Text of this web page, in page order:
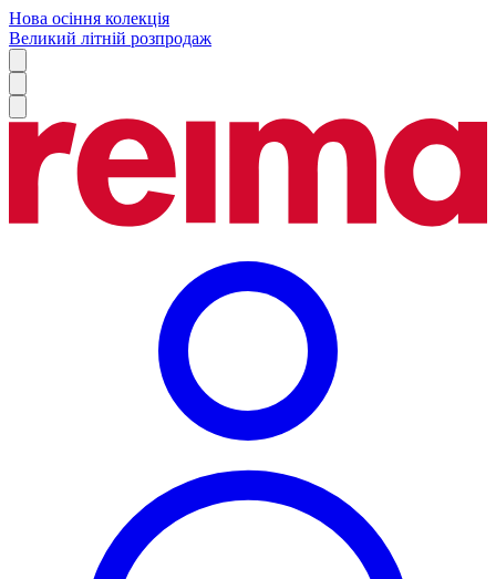
Нова осіння колекція
Великий літній розпродаж